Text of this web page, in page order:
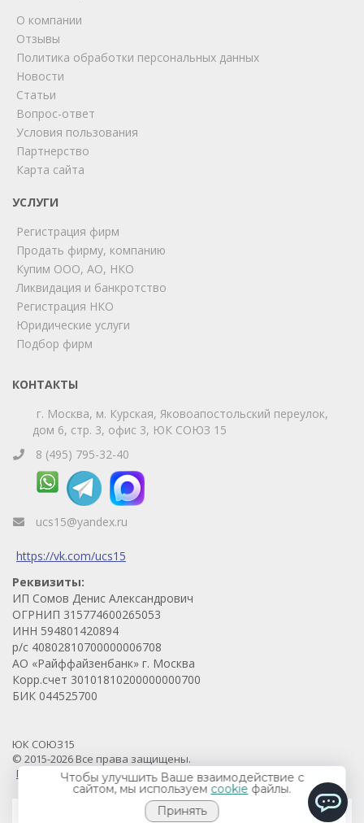
О компании
Отзывы
Политика обработки персональных данных
Новости
Статьи
Вопрос-ответ
Условия пользования
Партнерство
Карта сайта
УСЛУГИ
Регистрация фирм
Продать фирму, компанию
Купим ООО, АО, НКО
Ликвидация и банкротство
Регистрация НКО
Юридические услуги
Подбор фирм
КОНТАКТЫ
г. Москва, м. Курская, Яковоапостольский переулок,
дом 6, стр. 3, офис 3, ЮК СОЮЗ 15
8 (495) 795-32-40
ucs15@yandex.ru
https://vk.com/ucs15
Реквизиты:
ИП Сомов Денис Александрович
ОГРНИП 315774600265053
ИНН 594801420894
р/с 40802810700000006708
АО «Райффайзенбанк» г. Москва
Корр.счет 30101810200000000700
БИК 044525700
ЮК СОЮЗ15
© 2015-2026 Все права защищены.
Продвижение проекта - Prodvigaem.pro
Чтобы улучшить Ваше взаимодействие с
сайтом, мы используем cookie файлы.
Принять
online
Позвоните нам или свяжитесь с нами через любой
удобный мессенджер!
Telegram
Телефон